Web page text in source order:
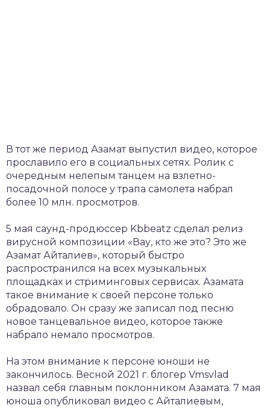
В тот же период Азамат выпустил видео, которое
прославило его в социальных сетях. Ролик с
очередным нелепым танцем на взлетно-
посадочной полосе у трапа самолета набрал
более 10 млн. просмотров.
5 мая саунд-продюссер Kbbeatz сделал релиз
вирусной композиции «Вау, кто же это? Это же
Азамат Айталиев», который быстро
распространился на всех музыкальных
площадках и стриминговых сервисах. Азамата
такое внимание к своей персоне только
обрадовало. Он сразу же записал под песню
новое танцевальное видео, которое также
набрало немало просмотров.
На этом внимание к персоне юноши не
закончилось. Весной 2021 г. блогер Vmsvlad
назвал себя главным поклонником Азамата. 7 мая
юноша опубликовал видео с Айталиевым,